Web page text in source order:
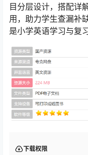
目分层设计，搭配详
用，助力学生查漏补
是小学英语学习与复
下载权限